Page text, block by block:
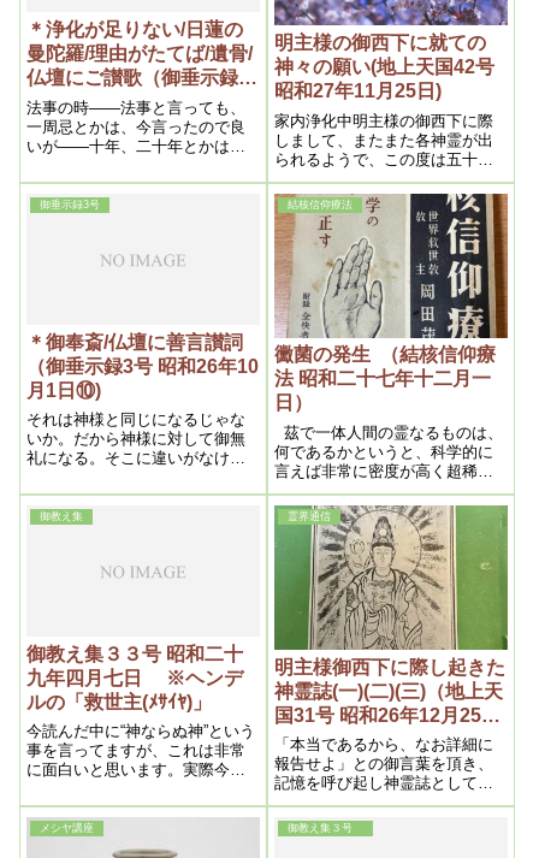
との御神示を賜わりましたの
で、以下記録のまま御報告申し
上げさせて頂きます
＊浄化が足りない/日蓮の
曼陀羅/理由がたてば/遺骨/
仏壇にご讃歌（御垂示録６
号 昭和26年５月1日③）
法事の時――法事と言っても、
一周忌とかは、今言ったので良
いが――十年、二十年とかは、
賛歌集の中から選んでやればい
い。もう救われているから、
明主様の御西下に就ての
神々の願い(地上天国42号
昭和27年11月25日)
家内浄化中明主様の御西下に際
しまして、またまた各神霊が出
られるようで、この度は五十柱
位のように家内に感じさせられ
たそうです。その後神霊が憑っ
て来ますが、浄化中だからと帰
ってもらっておりました
御垂示録3号
＊御奉斎/仏壇に善言讃詞
（御垂示録3号 昭和26年10
月1日⑩)
それは神様と同じになるじゃな
いか。だから神様に対して御無
礼になる。そこに違いがなけれ
そうして良いが、ふだんにやっ
てはいけない
結核信仰療法
黴菌の発生 （結核信仰療
法 昭和二十七年十二月一
日）
茲で一体人間の霊なるものは、
何であるかというと、科学的に
言えば非常に密度が高く超稀薄
なものであって、現在進歩した
原子顕微鏡でも、到底見る事は
出来ない程の超々極微粒子であ
るにも拘わらず、之こそ前記の
如く人間の本体であるから、全
く想像もつかない程の神秘幽幻
なものである。此理によって病
原の最初は此霊の全部又は一部
に曇りが発生する
御教え集
御教え集３３号 昭和二十
九年四月七日 ※ヘンデ
ルの「救世主(ﾒｻｲﾔ)」
今読んだ中に“神ならぬ神”という
事を言ってますが、これは非常
に面白いと思います。実際今ま
実は本当は神ではなかったので
す。ですから神ならぬ神という
のは、うまく言いまわしたもの
霊界通信
明主様御西下に際し起きた
神霊誌(一)(二)(三)（地上天
国31号 昭和26年12月25
日）
「本当であるから、なお詳細に
報告せよ」との御言葉を頂き、
記憶を呼び起し神霊誌として綴
らして頂きました。
メシヤ講座 御教え集３号